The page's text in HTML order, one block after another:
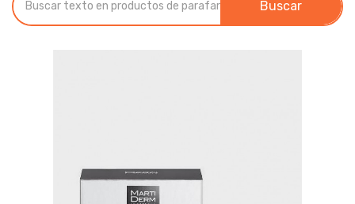
Buscar